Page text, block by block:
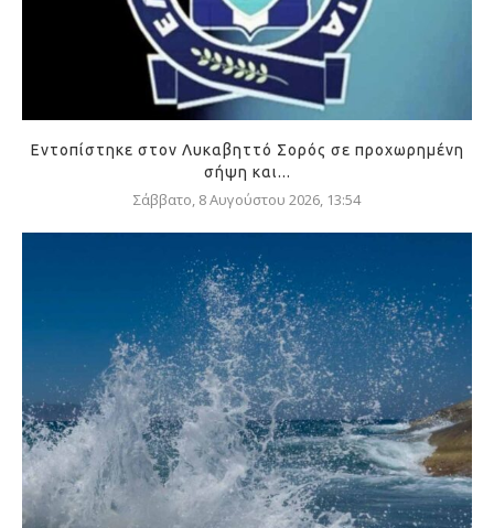
Εντοπίστηκε στον Λυκαβηττό Σορός σε προχωρημένη
σήψη και...
Σάββατο, 8 Αυγούστου 2026, 13:54